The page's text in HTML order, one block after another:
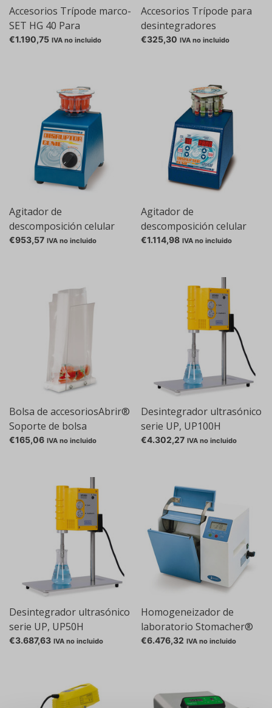
Accesorios Trípode marco-
SET HG 40 Para
homogeneizadores
€1.190,75 IVA no incluido
Accesorios Trípode para
desintegradores
ultrasónicos UP50H,
€325,30 IVA no incluido
Agitador de
descomposición celular
Genie Disruptor Modelo
€953,57 IVA no incluido
Agitador de
descomposición celular
Genie Disruptor Modelo
€1.114,98 IVA no incluido
Bolsa de accesoriosAbrir®
Soporte de bolsa
homogonizante
€165,06 IVA no incluido
Desintegrador ultrasónico
serie UP, UP100H
€4.302,27 IVA no incluido
Desintegrador ultrasónico
serie UP, UP50H
€3.687,63 IVA no incluido
Homogeneizador de
laboratorio Stomacher®
400 circulador
€6.476,32 IVA no incluido